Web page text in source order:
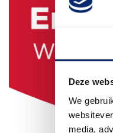
Deze
We
media,